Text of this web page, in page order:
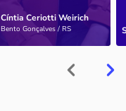
Cíntia Ceriotti Weirich
Bento Gonçalves / RS